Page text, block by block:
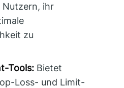
Nutzern, ihr
zu
Tools: Bietet
Loss- und Limit-